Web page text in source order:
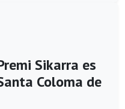
Sikarra es
Coloma de